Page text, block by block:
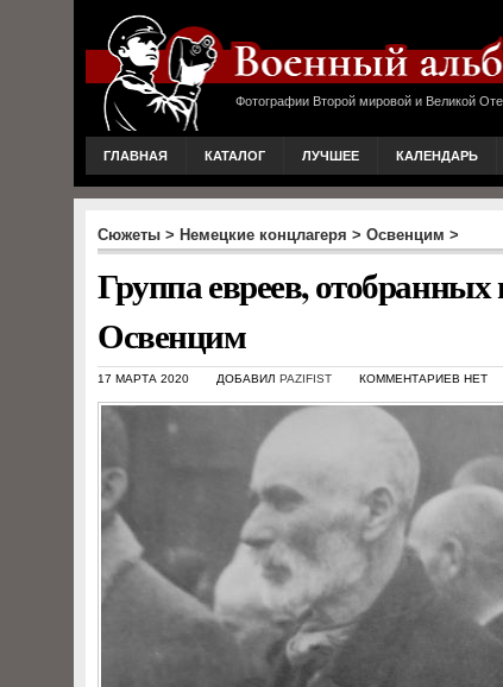
Фотографии Второй мировой и Великой
ГЛАВНАЯ КАТАЛОГ ЛУЧШЕЕ КАЛЕНДАРЬ
Сюжеты > Немецкие концлагеря > Освенцим >
Группа евреев,
Освенцим
17 МАРТА 2020 ДОБАВИЛ PAZIFIST КОММЕНТАРИЕВ НЕТ